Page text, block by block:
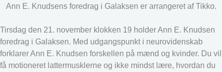
Ann E. Knudsens foredrag i Galaksen er arrangeret af Tikko.
Tirsdag den 21. november klokken 19 holder Ann E. Knudsen
foredrag i Galaksen. Med udgangspunkt i neurovidenskab
forklarer Ann E. Knudsen forskellen på mænd og kvinder. Du vil
få motioneret lattermusklerne og ikke mindst lære, hvordan du